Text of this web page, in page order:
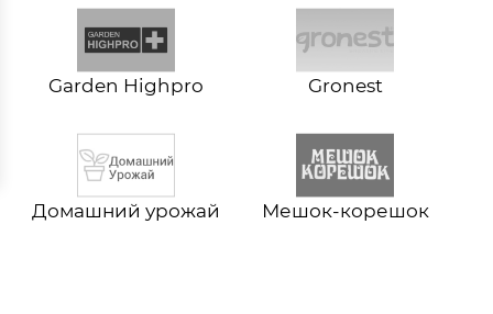
Garden Highpro Gronest
Домашний урожай Мешок-корешок